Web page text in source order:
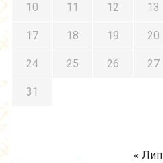
10 11 12 13
17 18 19 20
24 25 26 27
31
« Лип